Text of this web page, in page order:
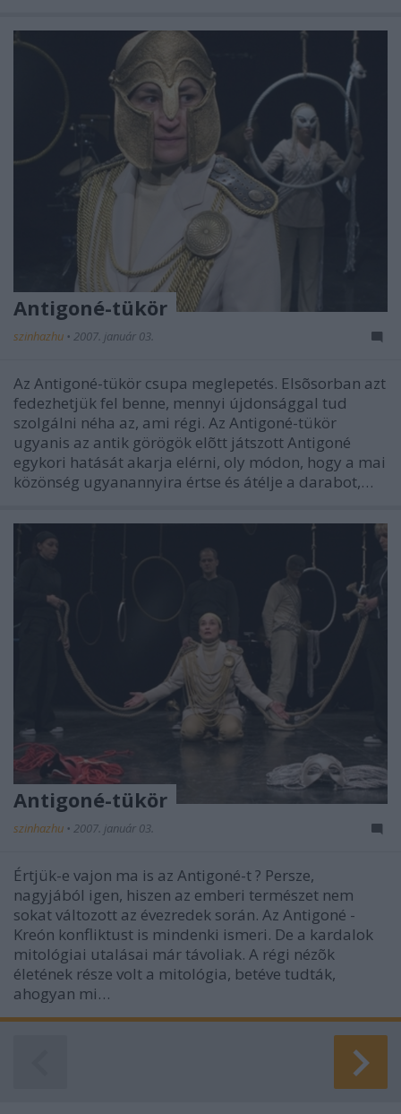
Antigoné-tükör
szinhazhu • 2007. január 03.
Az Antigoné-tükör csupa meglepetés. Elsõsorban azt
fedezhetjük fel benne, mennyi újdonsággal tud
szolgálni néha az, ami régi. Az Antigoné-tükör
ugyanis az antik görögök elõtt játszott Antigoné
egykori hatását akarja elérni, oly módon, hogy a mai
közönség ugyanannyira értse és átélje a darabot,…
Antigoné-tükör
szinhazhu • 2007. január 03.
Értjük-e vajon ma is az Antigoné-t ? Persze,
nagyjából igen, hiszen az emberi természet nem
sokat változott az évezredek során. Az Antigoné -
Kreón konfliktust is mindenki ismeri. De a kardalok
mitológiai utalásai már távoliak. A régi nézõk
életének része volt a mitológia, betéve tudták,
ahogyan mi…